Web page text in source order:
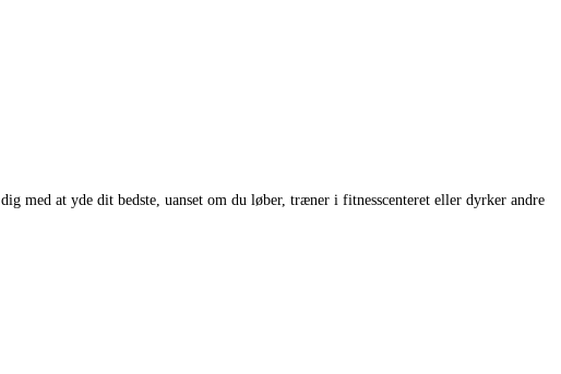
med at yde dit bedste, uanset om du løber, træner i fitnesscenteret eller dyrker andre